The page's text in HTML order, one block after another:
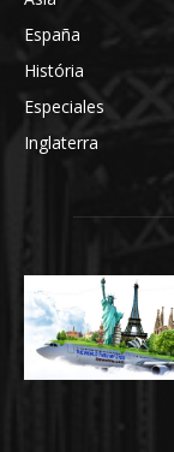
España
História
Especiales
Inglaterra